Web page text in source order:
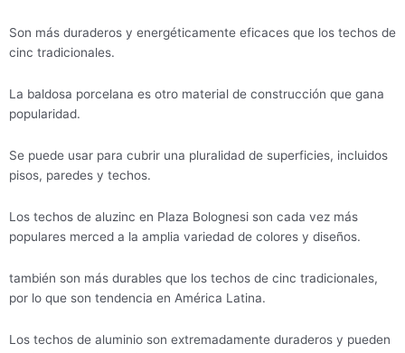
Son más duraderos y energéticamente eficaces que los techos de
cinc tradicionales.
La baldosa porcelana es otro material de construcción que gana
popularidad.
Se puede usar para cubrir una pluralidad de superficies, incluidos
pisos, paredes y techos.
Los techos de aluzinc en Plaza Bolognesi son cada vez más
populares merced a la amplia variedad de colores y diseños.
también son más durables que los techos de cinc tradicionales,
por lo que son tendencia en América Latina.
Los techos de aluminio son extremadamente duraderos y pueden